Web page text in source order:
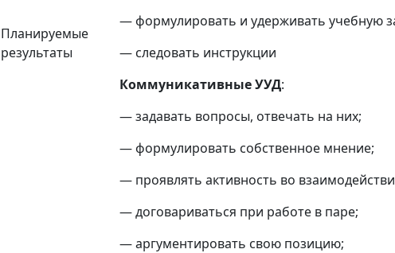
Планируемые
результаты
— формулировать и удерживать учебную
— следовать инструкции
Коммуникативные УУД:
— задавать вопросы, отвечать на них;
— формулировать собственное мнение;
— проявлять активность во
— договариваться при работе в паре;
— аргументировать свою позицию;